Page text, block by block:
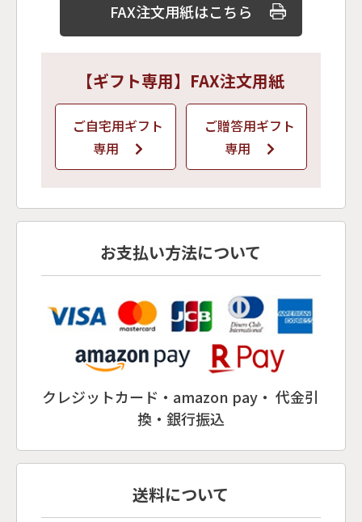
FAX注文用紙はこちら
【ギフト専用】FAX注文用紙
ご自宅用ギフト
専用
ご贈答用ギフト
専用
お支払い方法について
クレジットカード・amazon pay・ 代金引
換・銀行振込
送料について